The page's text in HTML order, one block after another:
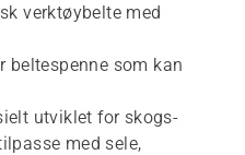
verktøybelte med
beltespenne som kan
utviklet for skogs-
med sele,